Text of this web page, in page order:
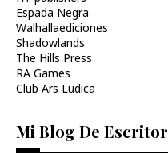
Espada Negra
Walhallaediciones
Shadowlands
The Hills Press
RA Games
Club Ars Ludica
Mi Blog De Escritor